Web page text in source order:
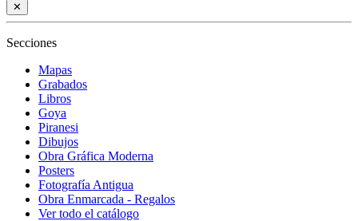
✕
Secciones
Mapas
Grabados
Libros
Goya
Piranesi
Dibujos
Obra Gráfica Moderna
Posters
Fotografía Antigua
Obra Enmarcada - Regalos
Ver todo el catálogo